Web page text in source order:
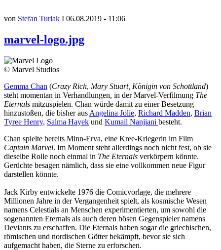
von Stefan Turiak I 06.08.2019 - 11:06
marvel-logo.jpg
© Marvel Studios
Gemma Chan (Crazy Rich, Mary Stuart, Königin von Schottland)
steht momentan in Verhandlungen, in der Marvel-Verfilmung The
Eternals mitzuspielen. Chan würde damit zu einer Besetzung
hinzustoßen, die bisher aus Angelina Jolie, Richard Madden, Brian
Tyree Henry, Salma Hayek und Kumail Nanjiani besteht.
Chan spielte bereits Minn-Erva, eine Kree-Kriegerin im Film
Captain Marvel. Im Moment steht allerdings noch nicht fest, ob sie
dieselbe Rolle noch einmal in The Eternals verkörpern könnte.
Gerüchte besagen nämlich, dass sie eine vollkommen neue Figur
darstellen könnte.
Jack Kirby entwickelte 1976 die Comicvorlage, die mehrere
Millionen Jahre in der Vergangenheit spielt, als kosmische Wesen
namens Celestials an Menschen experimentierten, um sowohl die
sogenannten Eternals als auch deren bösen Gegenspieler namens
Deviants zu erschaffen. Die Eternals haben sogar die griechischen,
römischen und nordischen Götter bekämpft, bevor sie sich
aufgemacht haben, die Sterne zu erforschen.